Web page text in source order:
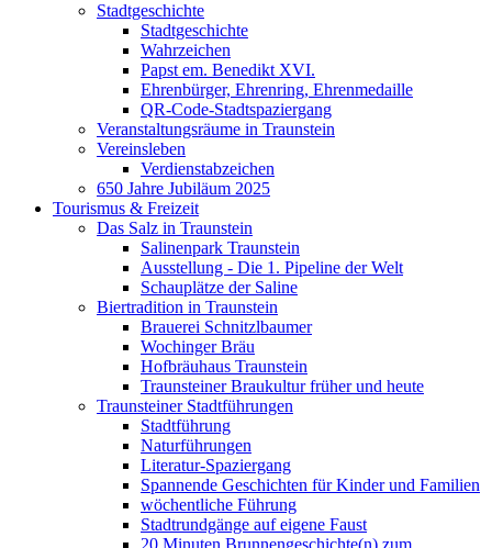
Stadtgeschichte
Stadtgeschichte
Wahrzeichen
Papst em. Benedikt XVI.
Ehrenbürger, Ehrenring, Ehrenmedaille
QR-Code-Stadtspaziergang
Veranstaltungsräume in Traunstein
Vereinsleben
Verdienstabzeichen
650 Jahre Jubiläum 2025
Tourismus & Freizeit
Das Salz in Traunstein
Salinenpark Traunstein
Ausstellung - Die 1. Pipeline der Welt
Schauplätze der Saline
Biertradition in Traunstein
Brauerei Schnitzlbaumer
Wochinger Bräu
Hofbräuhaus Traunstein
Traunsteiner Braukultur früher und heute
Traunsteiner Stadtführungen
Stadtführung
Naturführungen
Literatur-Spaziergang
Spannende Geschichten für Kinder und Familien
wöchentliche Führung
Stadtrundgänge auf eigene Faust
20 Minuten Brunnengeschichte(n) zum